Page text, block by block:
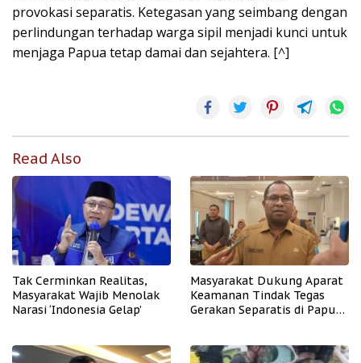
provokasi separatis. Ketegasan yang seimbang dengan
perlindungan terhadap warga sipil menjadi kunci untuk
menjaga Papua tetap damai dan sejahtera. [^]
Read Also
Tak Cerminkan Realitas,
Masyarakat Wajib Menolak
Narasi ‘Indonesia Gelap’
Masyarakat Dukung Aparat
Keamanan Tindak Tegas
Gerakan Separatis di Papua